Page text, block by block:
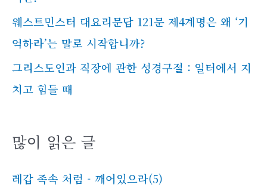
웨스트민스터 대요리문답 121문 제4계명은 왜 ‘기
억하라’는 말로 시작합니까?
그리스도인과 직장에 관한 성경구절 : 일터에서 지
치고 힘들 때
많이 읽은 글
레갑 족속 처럼 - 깨어있으라(5)